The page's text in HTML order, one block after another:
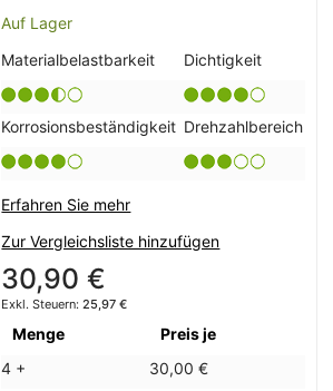
Auf Lager
Materialbelastbarkeit
Dichtigkeit
Korrosionsbeständigkeit Drehzahlbereich
Erfahren Sie mehr
Zur Vergleichsliste hinzufügen
30,90 €
25,97 €
Menge
Preis je
4 +
30,00 €